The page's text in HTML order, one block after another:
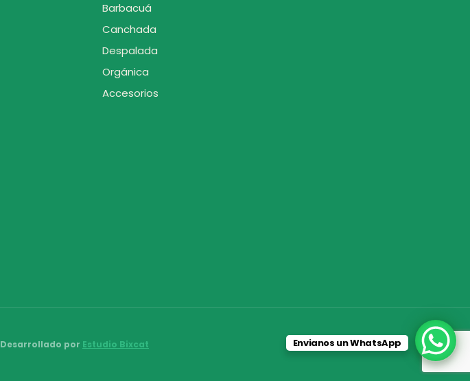
Barbacuá
Canchada
Despalada
Orgánica
Accesorios
Desarrollado por Estudio Bixcat Envianos un WhatsApp